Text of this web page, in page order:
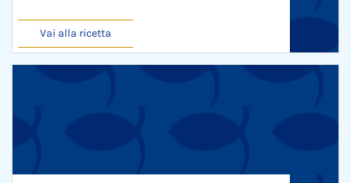
Vai alla ricetta